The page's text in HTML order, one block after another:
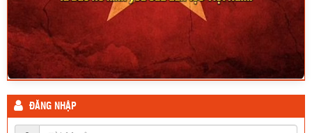
ĐĂNG NHẬP